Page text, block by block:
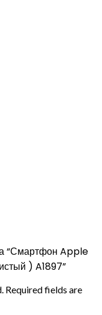
“Смартфон Apple
) A1897”
Required fields are